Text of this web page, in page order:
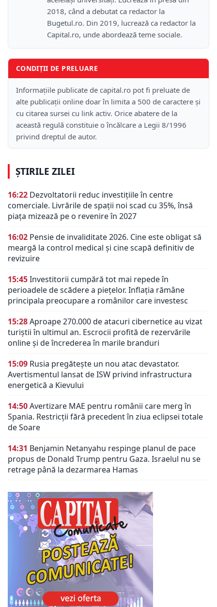
2018, când a debutat ca redactor la
Bugetul.ro. Din 2019, lucrează ca redactor la
Capital.ro, unde abordează teme sociale.
CONDIȚII DE PRELUARE
Informațiile publicate de capital.ro pot fi preluate de
alte publicații online doar în limita a 500 de caractere și
cu citarea sursei cu link activ. Orice abatere de la
această regulă constituie o încălcare a Legii 8/1996
privind dreptul de autor.
ȘTIRILE ZILEI
16:22 Dezvoltatorii reduc investițiile în centre
comerciale. Livrările de spații noi scad cu 35%, însă
piața mizează pe o revenire în 2027
16:02 Pensie de invaliditate 2026. Cine este obligat să
meargă la control medical și cine scapă definitiv de
revizuire
15:45Investitorii cumpără tot mai repede în
perioadele de scădere a piețelor. Inflația rămâne
principala preocupare a românilor care investesc
15:28Aproape 270.000 de atacuri cibernetice au vizat
turiștii în ultimul an. Escrocii profită de rezervările
online și de încrederea în marile branduri
15:09 Rusia pregătește un nou atac devastator.
Avertismentul lansat de ISW privind infrastructura
energetică a Kievului
14:50Avertizare MAE pentru românii care merg în
Spania. Restricții fără precedent în ziua eclipsei totale
de Soare
14:31 Benjamin Netanyahu respinge planul de pace
propus de Donald Trump pentru Gaza. Israelul nu se
retrage până la dezarmarea Hamas